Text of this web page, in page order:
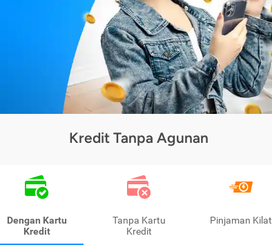
Kredit Tanpa Agunan
Dengan Kartu
Kredit
Tanpa Kartu
Kredit
Pinjaman Kilat